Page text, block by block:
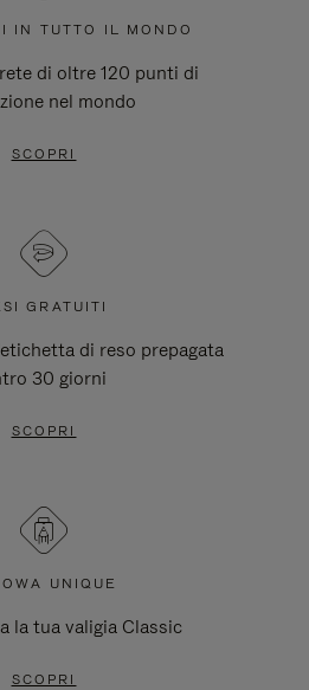
IN TUTTO IL MONDO
di oltre 120 punti di
nel mondo
SCOPRI
GRATUITI
di reso prepagata
30 giorni
SCOPRI
UNIQUE
la tua valigia Classic
SCOPRI